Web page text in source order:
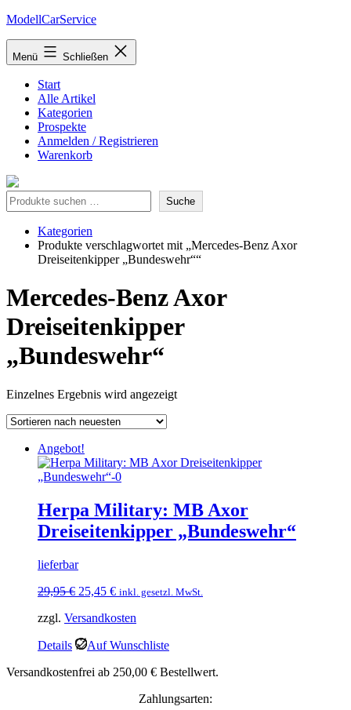
Zum
springen
ModellCarService
Menü Schließen
Start
Alle Artikel
Kategorien
Prospekte
Anmelden / Registrieren
Warenkorb
Suche Suche
Kategorien
Produkte verschlagwortet mit „Mercedes-Benz Axor
Dreiseitenkipper „Bundeswehr““
Mercedes-Benz Axor
Dreiseitenkipper
„Bundeswehr“
Einzelnes Ergebnis wird angezeigt
Angebot!
Herpa Military: MB Axor
Dreiseitenkipper „Bundeswehr“
lieferbar
29,95€ Ursprünglicher
war:
25,45 €Aktueller
ist:
inkl. gesetzl. MwSt.
zzgl. Versandkosten
Details
Auf Wunschliste
Versandkostenfrei ab 250,00 € Bestellwert.
Zahlungsarten: